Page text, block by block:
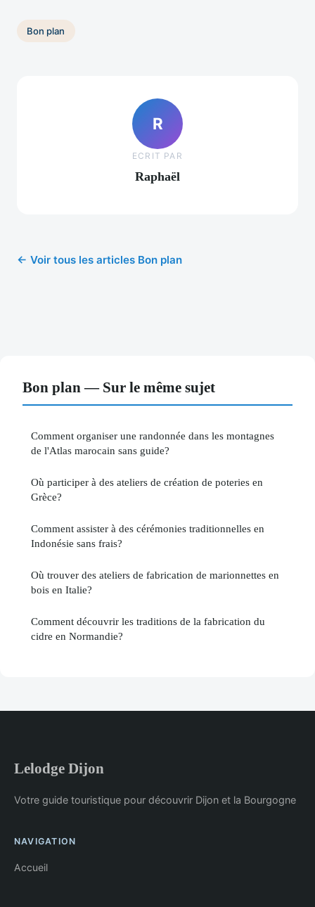
Bon plan
R
ECRIT PAR
Raphaël
← Voir tous les articles Bon plan
Bon plan — Sur le même sujet
Comment organiser une randonnée dans les montagnes
de l'Atlas marocain sans guide?
Où participer à des ateliers de création de poteries en
Grèce?
Comment assister à des cérémonies traditionnelles en
Indonésie sans frais?
Où trouver des ateliers de fabrication de marionnettes en
bois en Italie?
Comment découvrir les traditions de la fabrication du
cidre en Normandie?
Lelodge Dijon
Votre guide touristique pour découvrir Dijon et la Bourgogne
NAVIGATION
Accueil